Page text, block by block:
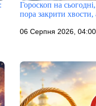
Гороскоп на
пора закрити
06 Серпня 2026, 04:00